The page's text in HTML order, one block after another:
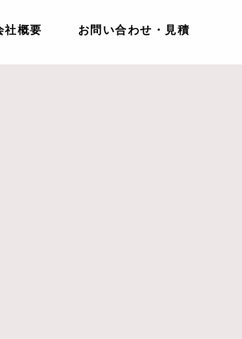
社概要 お問い合わせ・見積